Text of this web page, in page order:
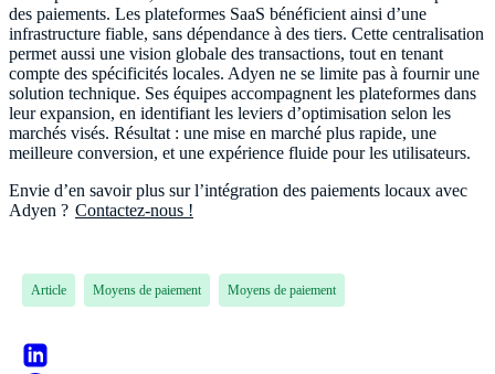
des paiements. Les plateformes SaaS bénéficient ainsi d’une
infrastructure fiable, sans dépendance à des tiers. Cette centralisation
permet aussi une vision globale des transactions, tout en tenant
compte des spécificités locales. Adyen ne se limite pas à fournir une
solution technique. Ses équipes accompagnent les plateformes dans
leur expansion, en identifiant les leviers d’optimisation selon les
marchés visés. Résultat : une mise en marché plus rapide, une
meilleure conversion, et une expérience fluide pour les utilisateurs.
Envie d’en savoir plus sur l’intégration des paiements locaux avec
Adyen ? Contactez-nous !
Article Moyens de paiement Moyens de paiement